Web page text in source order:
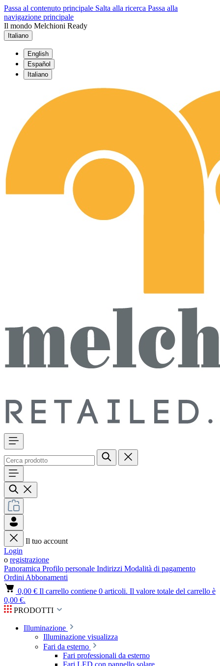
Passa al contenuto principale Salta alla ricerca Passa alla
navigazione principale
Il mondo Melchioni Ready
Italiano
English
Español
Italiano
Il tuo account
Login
o registrazione
Panoramica Profilo personale Indirizzi Modalità di pagamento
Ordini Abbonamenti
0,00 € Il carrello contiene 0 articoli. Il valore totale del carrello è
0,00 €.
PRODOTTI
Illuminazione
Illuminazione visualizza
Fari da esterno
Fari professionali da esterno
Fari LED con pannello solare